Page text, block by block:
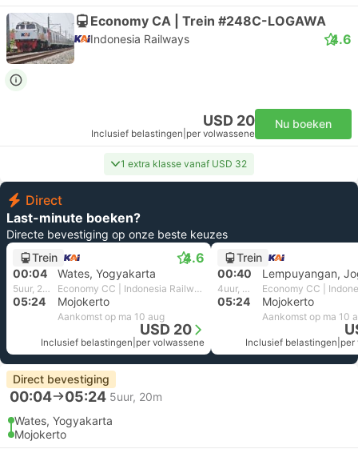
Economy CA | Trein #248C-LOGAWA
Indonesia Railways 4.6
USD 20
Inclusief belastingen per volwassene
Nu boeken
1 extra klasse vanaf USD 32
Direct
Last-minute boeken?
Directe bevestiging op onze beste keuzes
Trein
4.6
00:04 Wates, Yogyakarta
5uur, 20m Economy CC | Indonesia Railways
05:24 Mojokerto
Aankomst op ma 10 aug
USD 20
Inclusief belastingen per volwassene
Trein
00:40
Lempuyangan,
4uur, 44m
05:24 Mojokerto
Aankomst op ma 10
Inclusief belastingen per
Direct bevestiging
00:04 05:24 5uur, 20m
Wates, Yogyakarta
Mojokerto